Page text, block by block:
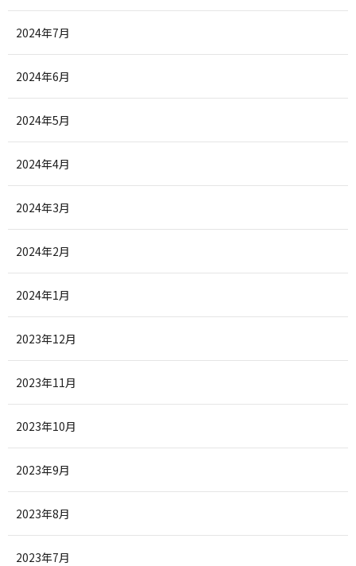
2024年7月
2024年6月
2024年5月
2024年4月
2024年3月
2024年2月
2024年1月
2023年12月
2023年11月
2023年10月
2023年9月
2023年8月
2023年7月